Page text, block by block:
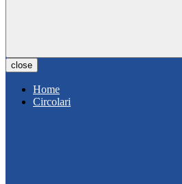
close
Home
Circolari